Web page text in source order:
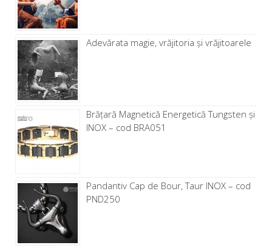
Adevărata magie, vrăjitoria și vrăjitoarele
Brăţară Magnetică Energetică Tungsten și
INOX – cod BRA051
Pandantiv Cap de Bour, Taur INOX – cod
PND250